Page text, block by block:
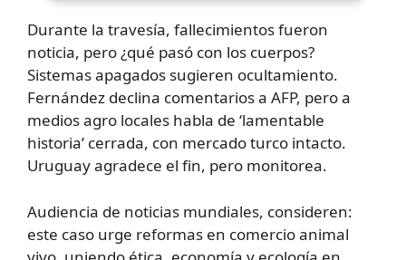
Durante la travesía, fallecimientos fueron
noticia, pero ¿qué pasó con los cuerpos?
Sistemas apagados sugieren ocultamiento.
Fernández declina comentarios a AFP, pero a
medios agro locales habla de ‘lamentable
historia’ cerrada, con mercado turco intacto.
Uruguay agradece el fin, pero monitorea.
Audiencia de noticias mundiales, consideren:
este caso urge reformas en comercio animal